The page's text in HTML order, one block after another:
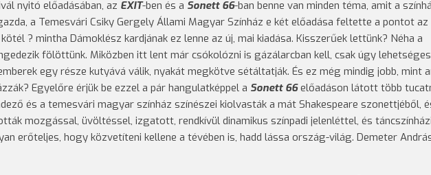
a
kell
nyitó előadásában, az EXIT-ben és a Sonett 66-ban benne van minden téma, amit a
a Temesvári Csiky Gergely Állami Magyar Színház e két előadása feltette a pontot az
? mintha Dámoklész kardjának ez lenne az új, mai kiadása. Kisszerűek lettünk? Néha a
fölöttünk. Miközben itt lent már csókolózni is gázálarcban kell, csak úgy
egy része kutyává válik, nyakát megkötve sétáltatják. És ez még mindig jobb, mint
Egyelőre érjük be ezzel a pár hangulatképpel a Sonett 66előadáson látott több
és a temesvári magyar színház színészei kiolvasták a mát Shakespeare szonettjéből,
mozgással, üvöltéssel, izgatott, rendkívül dinamikus színpadi jelenléttel, és
erőteljes, hogy közvetíteni kellene a tévében is, hadd lássa ország-világ. Demeter